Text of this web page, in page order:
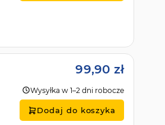
99,90 zł
Wysyłka w 1–2 dni robocze
Dodaj do koszyka